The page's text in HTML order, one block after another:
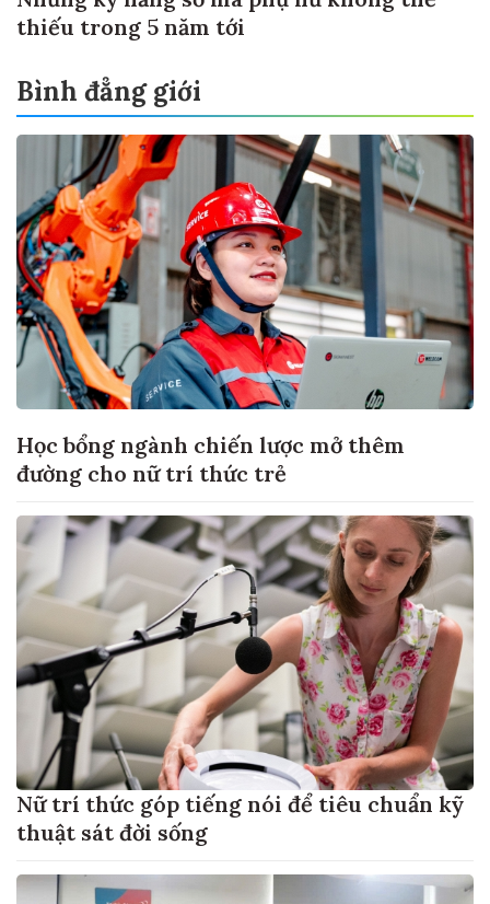
thiếu trong 5 năm tới
Bình đẳng giới
Học bổng ngành chiến lược mở thêm
đường cho nữ trí thức trẻ
Nữ trí thức góp tiếng nói để tiêu chuẩn kỹ
thuật sát đời sống